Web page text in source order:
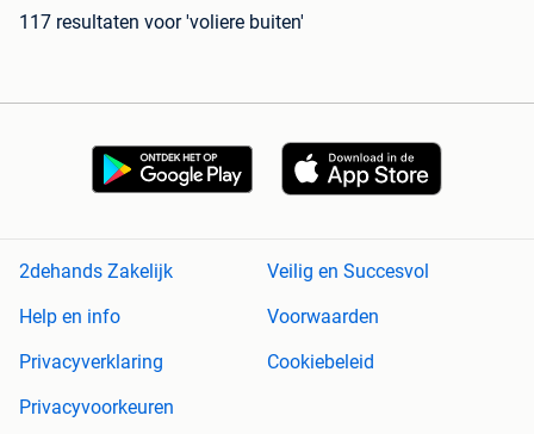
117 resultaten voor 'voliere buiten'
2dehands Zakelijk
Veilig en Succesvol
Help en info
Voorwaarden
Privacyverklaring
Cookiebeleid
Privacyvoorkeuren